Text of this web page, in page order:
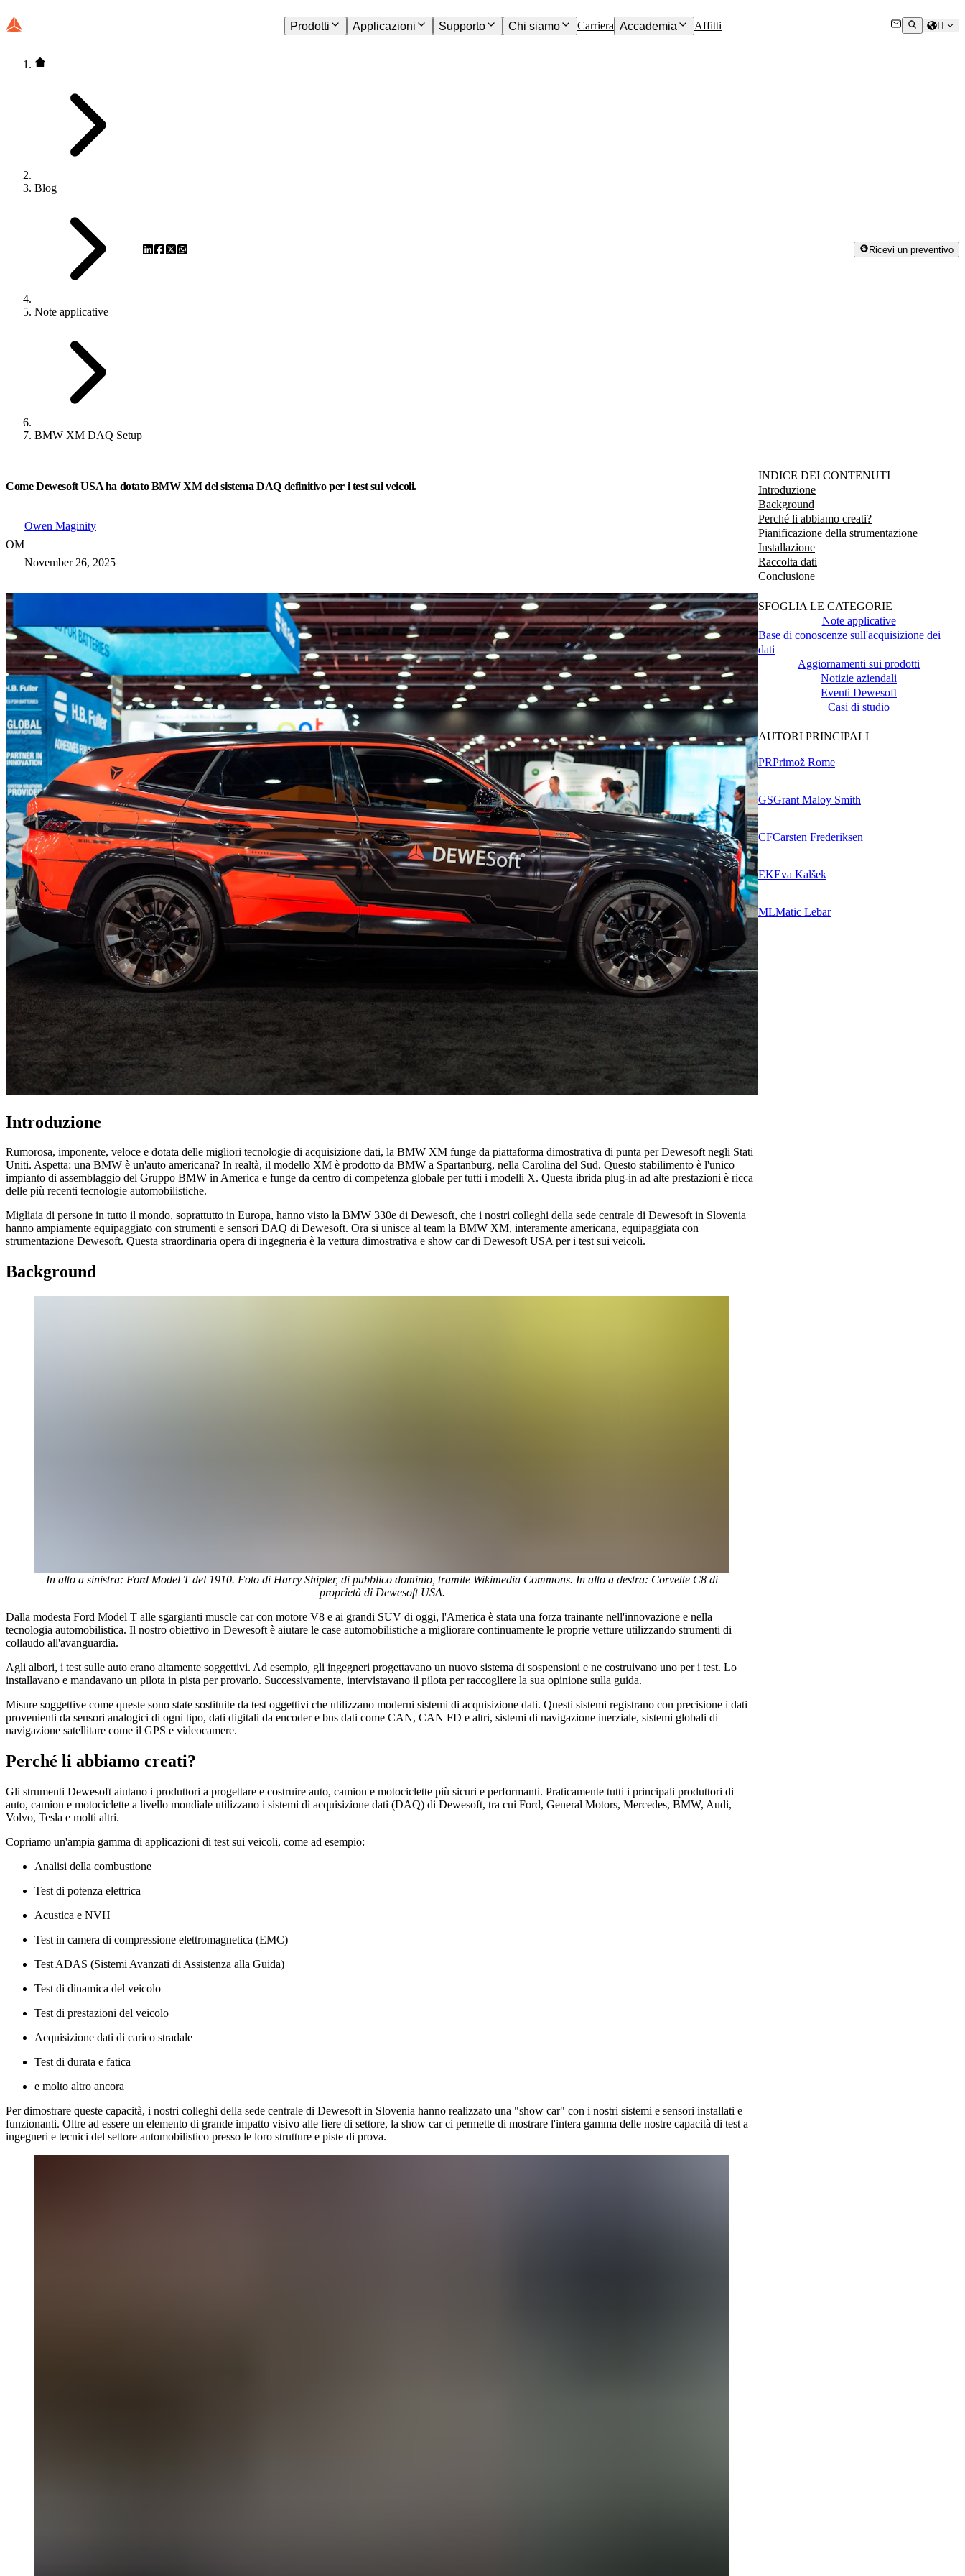
Prodotti Applicazioni Supporto Chi siamo Carriera Accademia Affitti IT
Blog
Note applicative
BMW XM DAQ Setup
Ricevi un preventivo
INDICE DEI CONTENUTI
Introduzione
Background
Perché li abbiamo creati?
Pianificazione della strumentazione
Installazione
Raccolta dati
Conclusione
SFOGLIA LE CATEGORIE
Note applicative
Base di conoscenze sull'acquisizione dei
dati
Aggiornamenti sui prodotti
Notizie aziendali
Eventi Dewesoft
Casi di studio
AUTORI PRINCIPALI
PRPrimož Rome
GSGrant Maloy Smith
CFCarsten Frederiksen
EKEva Kalšek
MLMatic Lebar
Come Dewesoft USA ha dotato BMW XM del sistema DAQ definitivo per i test sui veicoli.
OM
Owen Maginity
November 26, 2025
Introduzione
Rumorosa, imponente, veloce e dotata delle migliori tecnologie di acquisizione dati, la BMW XM funge da piattaforma dimostrativa di punta per Dewesoft negli Stati
Uniti. Aspetta: una BMW è un'auto americana? In realtà, il modello XM è prodotto da BMW a Spartanburg, nella Carolina del Sud. Questo stabilimento è l'unico
impianto di assemblaggio del Gruppo BMW in America e funge da centro di competenza globale per tutti i modelli X. Questa ibrida plug-in ad alte prestazioni è ricca
delle più recenti tecnologie automobilistiche.
Migliaia di persone in tutto il mondo, soprattutto in Europa, hanno visto la BMW 330e di Dewesoft, che i nostri colleghi della sede centrale di Dewesoft in Slovenia
hanno ampiamente equipaggiato con strumenti e sensori DAQ di Dewesoft. Ora si unisce al team la BMW XM, interamente americana, equipaggiata con
strumentazione Dewesoft. Questa straordinaria opera di ingegneria è la vettura dimostrativa e show car di Dewesoft USA per i test sui veicoli.
Background
In alto a sinistra: Ford Model T del 1910. Foto di Harry Shipler, di pubblico dominio, tramite Wikimedia Commons. In alto a destra: Corvette C8 di
proprietà di Dewesoft USA.
Dalla modesta Ford Model T alle sgargianti muscle car con motore V8 e ai grandi SUV di oggi, l'America è stata una forza trainante nell'innovazione e nella
tecnologia automobilistica. Il nostro obiettivo in Dewesoft è aiutare le case automobilistiche a migliorare continuamente le proprie vetture utilizzando strumenti di
collaudo all'avanguardia.
Agli albori, i test sulle auto erano altamente soggettivi. Ad esempio, gli ingegneri progettavano un nuovo sistema di sospensioni e ne costruivano uno per i test. Lo
installavano e mandavano un pilota in pista per provarlo. Successivamente, intervistavano il pilota per raccogliere la sua opinione sulla guida.
Misure soggettive come queste sono state sostituite da test oggettivi che utilizzano moderni sistemi di acquisizione dati. Questi sistemi registrano con precisione i dati
provenienti da sensori analogici di ogni tipo, dati digitali da encoder e bus dati come CAN, CAN FD e altri, sistemi di navigazione inerziale, sistemi globali di
navigazione satellitare come il GPS e videocamere.
Perché li abbiamo creati?
Gli strumenti Dewesoft aiutano i produttori a progettare e costruire auto, camion e motociclette più sicuri e performanti. Praticamente tutti i principali produttori di
auto, camion e motociclette a livello mondiale utilizzano i sistemi di acquisizione dati (DAQ) di Dewesoft, tra cui Ford, General Motors, Mercedes, BMW, Audi,
Volvo, Tesla e molti altri.
Copriamo un'ampia gamma di applicazioni di test sui veicoli, come ad esempio:
Analisi della combustione
Test di potenza elettrica
Acustica e NVH
Test in camera di compressione elettromagnetica (EMC)
Test ADAS (Sistemi Avanzati di Assistenza alla Guida)
Test di dinamica del veicolo
Test di prestazioni del veicolo
Acquisizione dati di carico stradale
Test di durata e fatica
e molto altro ancora
Per dimostrare queste capacità, i nostri colleghi della sede centrale di Dewesoft in Slovenia hanno realizzato una "show car" con i nostri sistemi e sensori installati e
funzionanti. Oltre ad essere un elemento di grande impatto visivo alle fiere di settore, la show car ci permette di mostrare l'intera gamma delle nostre capacità di test a
ingegneri e tecnici del settore automobilistico presso le loro strutture e piste di prova.